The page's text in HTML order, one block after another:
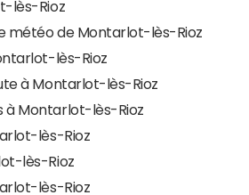
lès-Rioz
météo de Montarlot-lès-Rioz
lès-Rioz
à Montarlot-lès-Rioz
à Montarlot-lès-Rioz
lès-Rioz
lès-Rioz
lès-Rioz